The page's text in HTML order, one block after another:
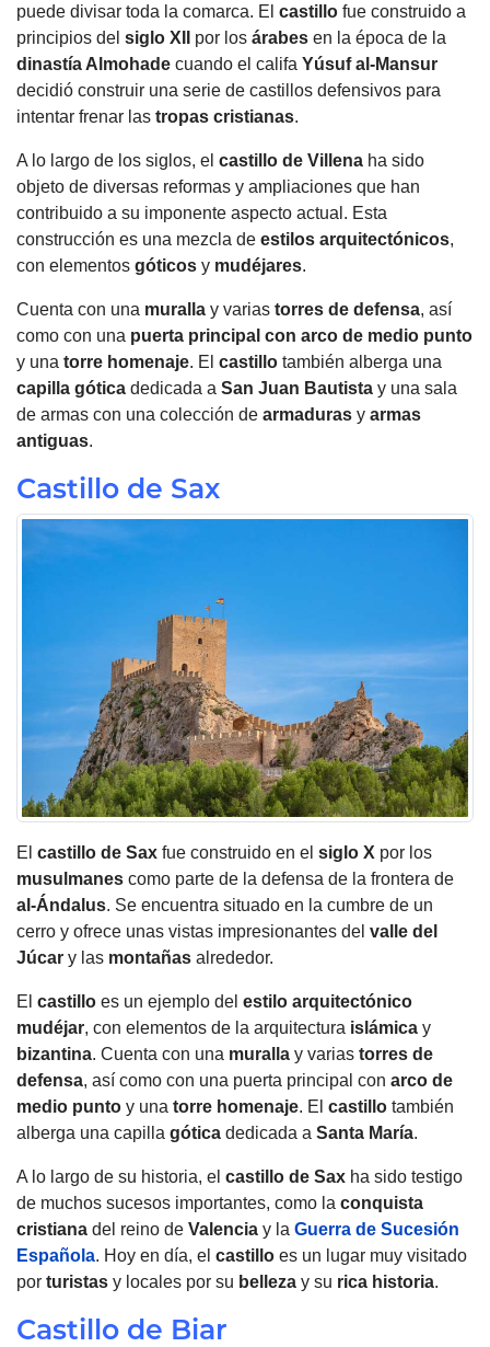
puede divisar toda la comarca. El castillo fue construido a
principios del siglo XII por los árabes en la época de la
dinastía Almohade cuando el califa Yúsuf al-Mansur
decidió construir una serie de castillos defensivos para
intentar frenar las tropas cristianas.
A lo largo de los siglos, el castillo de Villena ha sido
objeto de diversas reformas y ampliaciones que han
contribuido a su imponente aspecto actual. Esta
construcción es una mezcla de estilos arquitectónicos,
con elementos góticos y mudéjares.
Cuenta con una muralla y varias torres de defensa, así
como con una puerta principal con arco de medio punto
y una torre homenaje. El castillo también alberga una
capilla gótica dedicada a San Juan Bautista y una sala
de armas con una colección de armaduras y armas
antiguas.
Castillo de Sax
El castillo de Sax fue construido en el siglo X por los
musulmanes como parte de la defensa de la frontera de
al-Ándalus. Se encuentra situado en la cumbre de un
cerro y ofrece unas vistas impresionantes del valle del
Júcar y las montañas alrededor.
El castillo es un ejemplo del estilo arquitectónico
mudéjar, con elementos de la arquitectura islámica y
bizantina. Cuenta con una muralla y varias torres de
defensa, así como con una puerta principal con arco de
medio punto y una torre homenaje. El castillo también
alberga una capilla gótica dedicada a Santa María.
A lo largo de su historia, el castillo de Sax ha sido testigo
de muchos sucesos importantes, como la conquista
cristiana del reino de Valencia y la Guerra de Sucesión
Española. Hoy en día, el castillo es un lugar muy visitado
por turistas y locales por su belleza y su rica historia.
Castillo de Biar